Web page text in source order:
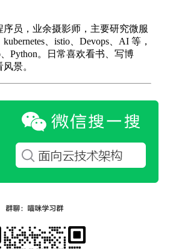
员，业余摄影师，主要研究微服
、istio、Devops、AI 等，
Python。日常喜欢看书、写博
景。